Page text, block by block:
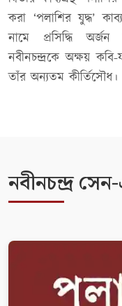
করা ‘পলাশির যুদ্ধ’
নামে প্রসিদ্ধি
নবীনচন্দ্রকে অক্ষয়
তাঁর অন্যতম কীর্তিসৌধ।
নবীনচন্দ্র